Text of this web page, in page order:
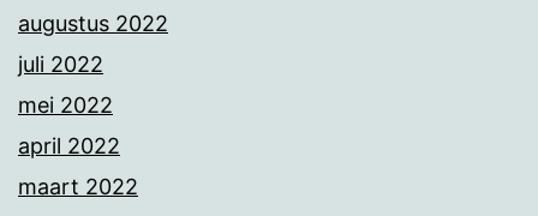
augustus 2022
juli 2022
mei 2022
april 2022
maart 2022